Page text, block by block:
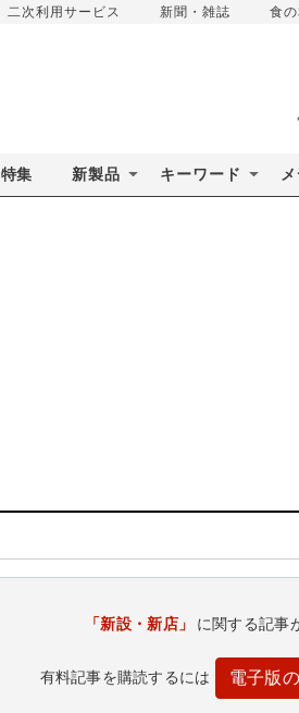
二次利用サービス 新聞・雑誌 食
特集 新製品 キーワード
「新設・新店」 に関する記事
有料記事を購読するには 電子版